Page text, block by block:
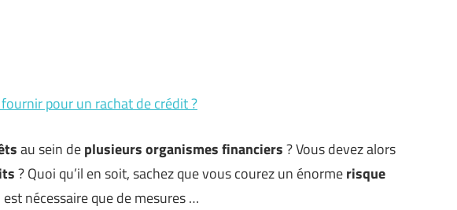
pour un rachat de crédit ?
au sein deplusieurs organismes financiers? Vous devez alors
? Quoi qu’il en soit, sachez que vous courez un énormerisque
est nécessaire que de mesures …